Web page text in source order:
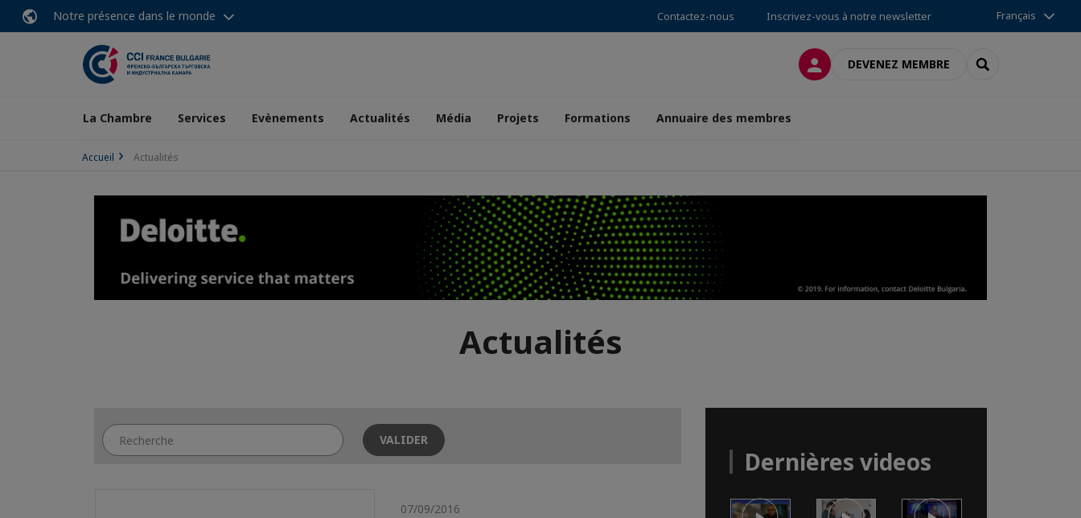
Notre présence dans le monde Contactez-nous Inscrivez-vous à notre newsletter Français
CONNEXIONDEVENEZ MEMBRE RECHERCHER
La Chambre Services Evènements Actualités Média Projets Formations Annuaire des membres
Accueil Actualités
Actualités
07/09/2016
Dernières videos